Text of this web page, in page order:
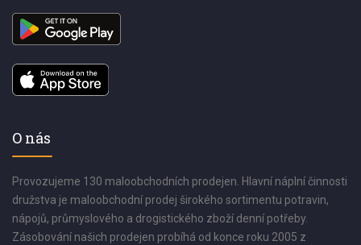
O nás
Provozujeme 130 maloobchodních prodejen. Hlavní náplní činnosti
družstva je maloobchodní prodej širokého sortimentu potravin,
nápojů, průmyslového a drogistického zboží denní potřeby.
Zásobování našich prodejen probíhá od konce roku 2005 z